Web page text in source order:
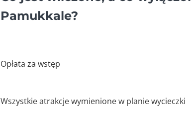
Pamukkale?
Opłata za wstęp
Wszystkie atrakcje wymienione w planie wycieczki